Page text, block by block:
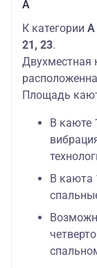
А
К категории А
21, 23.
Двухместная
Площадь
В каюте
В каюта